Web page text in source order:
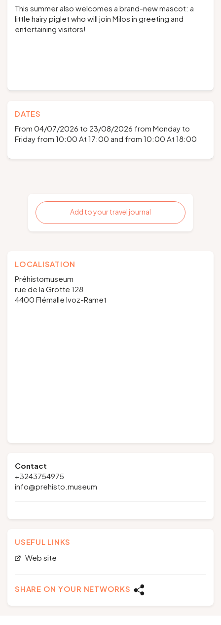
This summer also welcomes a brand-new mascot: a
little hairy piglet who will join Milos in greeting and
entertaining visitors!
DATES
From 04/07/2026 to 23/08/2026 from Monday to
Friday from 10:00 At 17:00 and from 10:00 At 18:00
Add to your travel journal
LOCALISATION
Préhistomuseum
rue de la Grotte 128
4400 Flémalle Ivoz-Ramet
Contact
+3243754975
info@prehisto.museum
USEFUL LINKS
Web site
SHARE ON YOUR NETWORKS